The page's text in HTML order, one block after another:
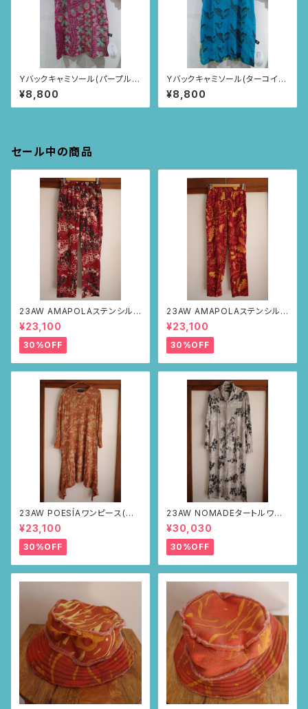
Yバックキャミソール(パープル/
ニャンドゥティ柄)
¥8,800
Yバックキャミソール(ターコイズ
ブルー/トゥカン柄)
¥8,800
セール中の商品
23AW AMAPOLAステンシルパ
ンツ(ボルドー・サボテンの山道
柄)
¥23,100
30%OFF
23AW AMAPOLAステンシルパ
ンツ(ボルドー・リーフ柄)
¥23,100
30%OFF
23AW POESÍAワンピース(ブラ
ウン・サボテンの山道柄)
¥23,100
30%OFF
23AW NOMADEタートルワン
ピース(メランジグレー・サボテ
ンの山道柄)
¥30,030
30%OFF